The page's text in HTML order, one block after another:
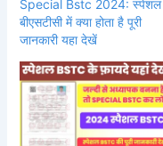
Special Bstc 2024: स्पेशल
बीएसटीसी में क्या होता है पूरी
जानकारी यहा देखें